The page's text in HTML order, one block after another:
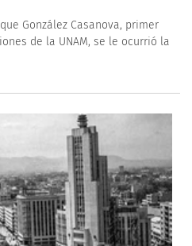
González Casanova, primer
de la UNAM, se le ocurrió la